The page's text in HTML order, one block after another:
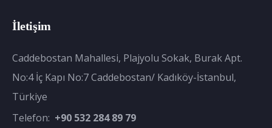
İletişim
Caddebostan Mahallesi, Plajyolu Sokak, Burak Apt.
No:4 İç Kapı No:7 Caddebostan/ Kadıköy-İstanbul,
Türkiye
Telefon: +90 532 284 89 79